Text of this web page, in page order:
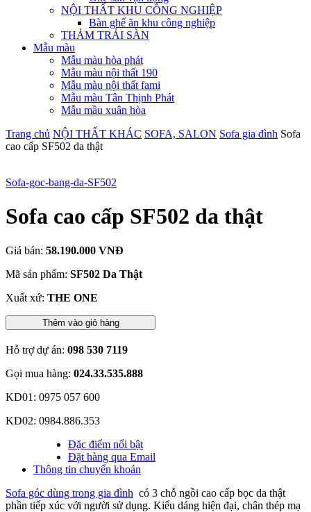
NỘI THẤT KHU CÔNG NGHIỆP
Bàn ghế ăn khu công nghiệp
THẢM TRẢI SÀN
Mẫu màu
Mẫu màu hòa phát
Mẫu màu nội thất 190
Mẫu màu nội thất fami
Mẫu màu Tân Thịnh Phát
Mẫu mầu xuân hòa
Trang chủ NỘI THẤT KHÁC SOFA, SALON Sofa gia đình Sofa
cao cấp SF502 da thật
Sofa-goc-bang-da-SF502
Sofa cao cấp SF502 da thật
Giá bán: 58.190.000 VNĐ
Mã sản phẩm: SF502 Da Thật
Xuất xứ: THE ONE
Thêm vào giỏ hàng
Hỗ trợ dự án: 098 530 7119
Gọi mua hàng: 024.33.535.888
KD01: 0975 057 600
KD02: 0984.886.353
Đặc điểm nổi bật
Đặt hàng qua Email
Thông tin chuyển khoản
Sofa góc dùng trong gia đình có 3 chỗ ngồi cao cấp bọc da thật
phần tiếp xúc với người sử dụng. Kiểu dáng hiện đại, chân thép mạ